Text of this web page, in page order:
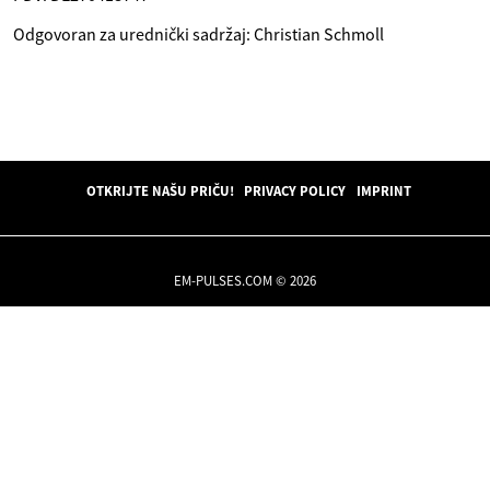
Odgovoran za urednički sadržaj: Christian Schmoll
OTKRIJTE NAŠU PRIČU! PRIVACY POLICY IMPRINT
EM-PULSES.COM © 2026